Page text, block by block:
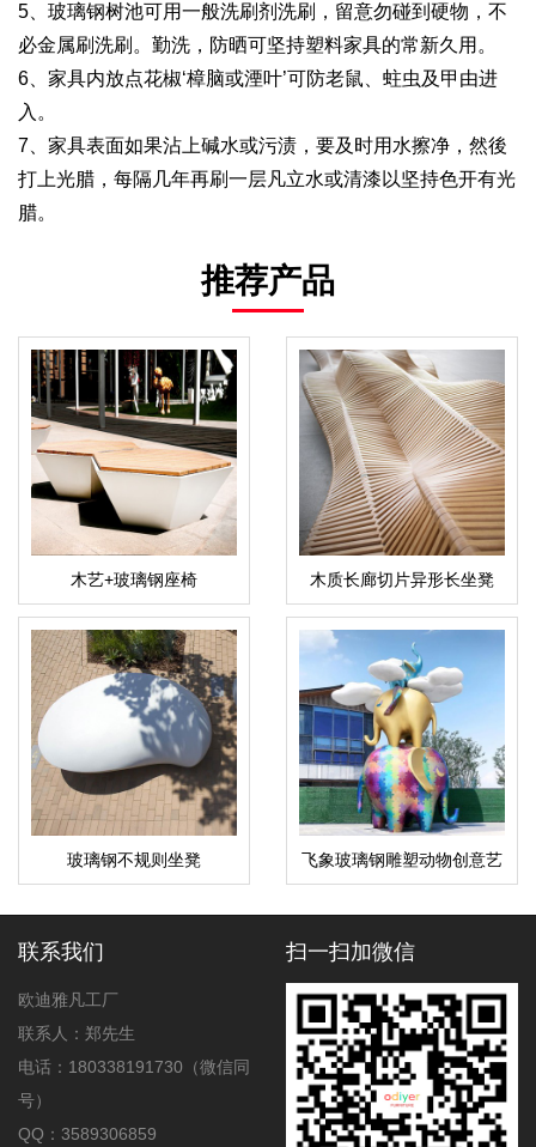
5、玻璃钢树池可用一般洗刷剂洗刷，留意勿碰到硬物，不
必金属刷洗刷。勤洗，防晒可坚持塑料家具的常新久用。
6、家具内放点花椒‘樟脑或湮叶’可防老鼠、蛀虫及甲由进
入。
7、家具表面如果沾上碱水或污渍，要及时用水擦净，然後
打上光腊，每隔几年再刷一层凡立水或清漆以坚持色开有光
腊。
推荐产品
木艺+玻璃钢座椅 木质长廊切片异形长坐凳
玻璃钢不规则坐凳
飞象玻璃钢雕塑动物创意艺
术景观广场雕塑
联系我们
欧迪雅凡工厂
联系人：郑先生
电话：180338191730（微信同
号）
QQ：3589306859
扫一扫加微信